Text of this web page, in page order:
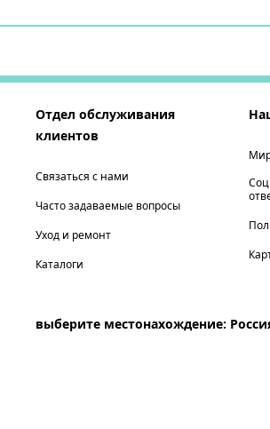
Отдел обслуживания
клиентов
Связаться с нами
Часто задаваемые вопросы
Уход и ремонт
Каталоги
выберите местонахождение: